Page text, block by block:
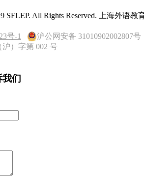
SFLEP. All Rights Reserved. 上海外语教
号-1
沪公网安备 31010902002807号
沪）字第 002 号
们